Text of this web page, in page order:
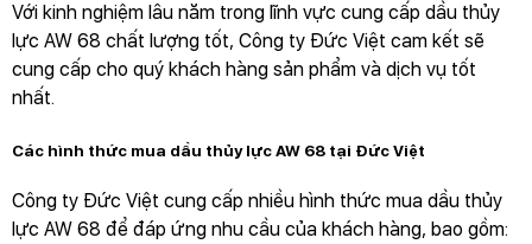
Với kinh nghiệm lâu năm trong lĩnh vực cung cấp dầu thủy
lực AW 68 chất lượng tốt, Công ty Đức Việt cam kết sẽ
cung cấp cho quý khách hàng sản phẩm và dịch vụ tốt
nhất.
Các hình thức mua dầu thủy lực AW 68 tại Đức Việt
Công ty Đức Việt cung cấp nhiều hình thức mua dầu thủy
lực AW 68 để đáp ứng nhu cầu của khách hàng, bao gồm: